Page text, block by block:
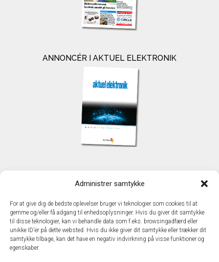
Administrer samtykke
For at give dig de bedste oplevelser bruger vi teknologier som cookies til at
gemme og/eller få adgang til enhedsoplysninger. Hvis du giver dit samtykke
til disse teknologier, kan vi behandle data som f.eks. browsingadfærd eller
unikke ID'er på dette websted. Hvis du ikke giver dit samtykke eller trækker dit
samtykke tilbage, kan det have en negativ indvirkning på visse funktioner og
egenskaber.
ANNONCÉR I AKTUEL ELEKTRONIK
TechMedia A/S
DK - 2600 Glostrup
www.techmedia.dk
Telefon: +45 43 24 26 28
E-mail:info@techmedia.dk